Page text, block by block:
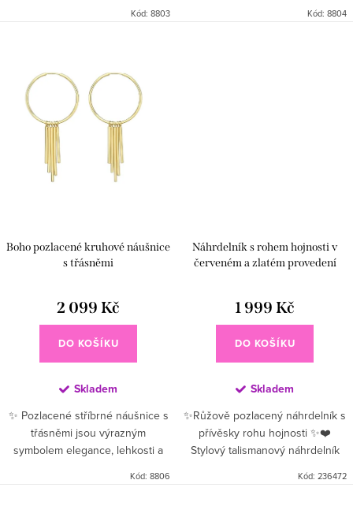
Kód: 8803 Kód: 8804
Boho pozlacené kruhové náušnice
s třásněmi
2 099 Kč
DO KOŠÍKU
Skladem
✨ Pozlacené stříbrné náušnice s
třásněmi jsou výrazným
symbolem elegance, lehkosti a
Kód: 8806
Náhrdelník s rohem hojnosti v
červeném a zlatém provedení
1 999 Kč
DO KOŠÍKU
Skladem
✨Růžově pozlacený náhrdelník s
přívěsky rohu hojnosti ✨❤️
Stylový talismanový náhrdelník
Kód: 236472